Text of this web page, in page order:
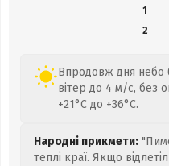
1
2
Впродовж дня небо
вітер до 4 м/с, без
+21°C до +36°C.
Народні прикмети:
теплі краї. Якщо